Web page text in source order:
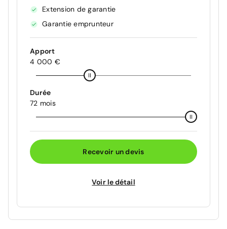
Extension de garantie
Garantie emprunteur
Apport
4 000 €
Durée
72 mois
Recevoir un devis
Voir le détail